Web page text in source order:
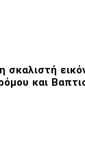
σκαλιστή
και